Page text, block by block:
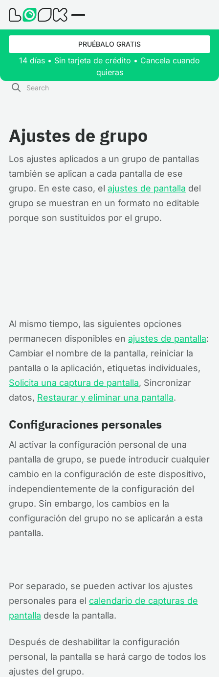
PRUÉBALO GRATIS
14 días • Sin tarjeta de crédito • Cancela cuando
quieras
Ajustes de grupo
Los ajustes aplicados a un grupo de pantallas
también se aplican a cada pantalla de ese
grupo. En este caso, el ajustes de pantalla del
grupo se muestran en un formato no editable
porque son sustituidos por el grupo.
Al mismo tiempo, las siguientes opciones
permanecen disponibles en ajustes de pantalla:
Cambiar el nombre de la pantalla, reiniciar la
pantalla o la aplicación, etiquetas individuales,
Solicita una captura de pantalla, Sincronizar
datos, Restaurar y eliminar una pantalla.
Configuraciones personales
Al activar la configuración personal de una
pantalla de grupo, se puede introducir cualquier
cambio en la configuración de este dispositivo,
independientemente de la configuración del
grupo. Sin embargo, los cambios en la
configuración del grupo no se aplicarán a esta
pantalla.
Por separado, se pueden activar los ajustes
personales para el calendario de capturas de
pantalla desde la pantalla.
Después de deshabilitar la configuración
personal, la pantalla se hará cargo de todos los
ajustes del grupo.